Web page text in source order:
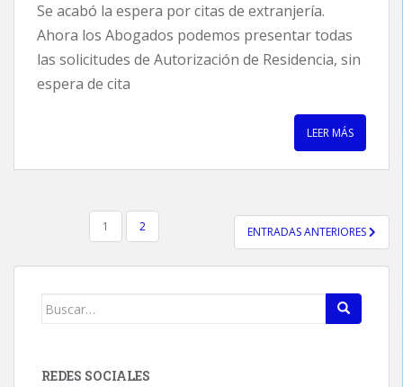
Se acabó la espera por citas de extranjería.
Ahora los Abogados podemos presentar todas
las solicitudes de Autorización de Residencia, sin
espera de cita
LEER MÁS
PAGINACIÓN
ENTRADAS
1 2 ENTRADAS ANTERIORES
Buscar:
REDES SOCIALES